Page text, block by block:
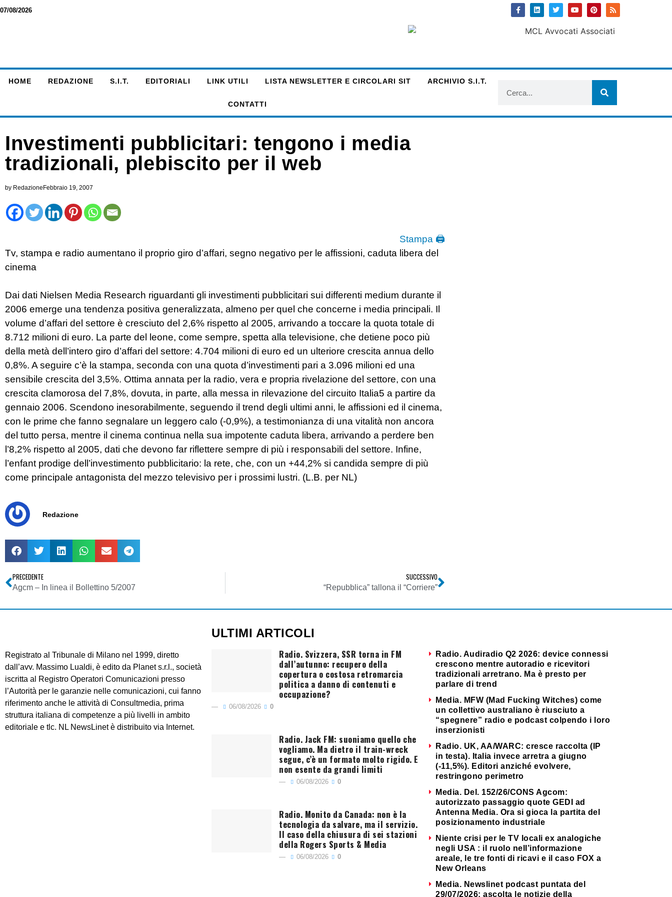
07/08/2026
HOME REDAZIONE S.I.T. EDITORIALI LINK UTILI LISTA NEWSLETTER E CIRCOLARI SIT ARCHIVIO S.I.T.
CONTATTI
Investimenti pubblicitari: tengono i media
tradizionali, plebiscito per il web
by Redazione Febbraio 19, 2007
Stampa 🖨
Tv, stampa e radio aumentano il proprio giro d’affari, segno negativo per le affissioni, caduta libera del
cinema
Dai dati Nielsen Media Research riguardanti gli investimenti pubblicitari sui differenti medium durante il
2006 emerge una tendenza positiva generalizzata, almeno per quel che concerne i media principali. Il
volume d’affari del settore è cresciuto del 2,6% rispetto al 2005, arrivando a toccare la quota totale di
8.712 milioni di euro. La parte del leone, come sempre, spetta alla televisione, che detiene poco più
della metà dell’intero giro d’affari del settore: 4.704 milioni di euro ed un ulteriore crescita annua dello
0,8%. A seguire c’è la stampa, seconda con una quota d’investimenti pari a 3.096 milioni ed una
sensibile crescita del 3,5%. Ottima annata per la radio, vera e propria rivelazione del settore, con una
crescita clamorosa del 7,8%, dovuta, in parte, alla messa in rilevazione del circuito Italia5 a partire da
gennaio 2006. Scendono inesorabilmente, seguendo il trend degli ultimi anni, le affissioni ed il cinema,
con le prime che fanno segnalare un leggero calo (-0,9%), a testimonianza di una vitalità non ancora
del tutto persa, mentre il cinema continua nella sua impotente caduta libera, arrivando a perdere ben
l’8,2% rispetto al 2005, dati che devono far riflettere sempre di più i responsabili del settore. Infine,
l’enfant prodige dell’investimento pubblicitario: la rete, che, con un +44,2% si candida sempre di più
come principale antagonista del mezzo televisivo per i prossimi lustri. (L.B. per NL)
Redazione
PRECEDENTE
Agcm – In linea il Bollettino 5/2007
SUCCESSIVO
“Repubblica” tallona il “Corriere”
Registrato al Tribunale di Milano nel 1999, diretto
dall’avv. Massimo Lualdi, è edito da Planet s.r.l., società
iscritta al Registro Operatori Comunicazioni presso
l’Autorità per le garanzie nelle comunicazioni, cui fanno
riferimento anche le attività di Consultmedia, prima
struttura italiana di competenze a più livelli in ambito
editoriale e tlc. NL NewsLinet è distribuito via Internet.
ULTIMI ARTICOLI
Radio. Svizzera, SSR torna in FM
dall’autunno: recupero della
copertura o costosa retromarcia
politica a danno di contenuti e
occupazione?
06/08/2026 0
Radio. Jack FM: suoniamo quello che
vogliamo. Ma dietro il train-wreck
segue, c’è un formato molto rigido. E
non esente da grandi limiti
06/08/2026 0
Radio. Monito da Canada: non è la
tecnologia da salvare, ma il servizio.
Il caso della chiusura di sei stazioni
della Rogers Sports & Media
06/08/2026 0
Radio. Audiradio Q2 2026: device connessi
crescono mentre autoradio e ricevitori
tradizionali arretrano. Ma è presto per
parlare di trend
Media. MFW (Mad Fucking Witches) come
un collettivo australiano è riusciuto a
“spegnere” radio e podcast colpendo i loro
inserzionisti
Radio. UK, AA/WARC: cresce raccolta (IP
in testa). Italia invece arretra a giugno
(-11,5%). Editori anziché evolvere,
restringono perimetro
Media. Del. 152/26/CONS Agcom:
autorizzato passaggio quote GEDI ad
Antenna Media. Ora si gioca la partita del
posizionamento industriale
Niente crisi per le TV locali ex analogiche
negli USA : il ruolo nell’informazione
areale, le tre fonti di ricavi e il caso FOX a
New Orleans
Media. Newslinet podcast puntata del
29/07/2026: ascolta le notizie della